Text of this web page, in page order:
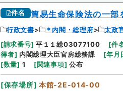
件名 簡易生命保険法の一部
行政文書 ＊内閣・総理府 太政
[請求番号] 平１１総03077100 [件
得者] 内閣総理大臣官房総務課 [年月
[数量] 1 [関連事項] 公布
[保存場所] 本館-2E-014-00